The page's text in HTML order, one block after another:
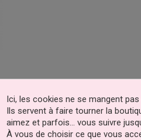
Ici, les cookies ne se mangent
Ils servent à faire tourner la
aimez et parfois… vous suivre
À vous de choisir ce que vous